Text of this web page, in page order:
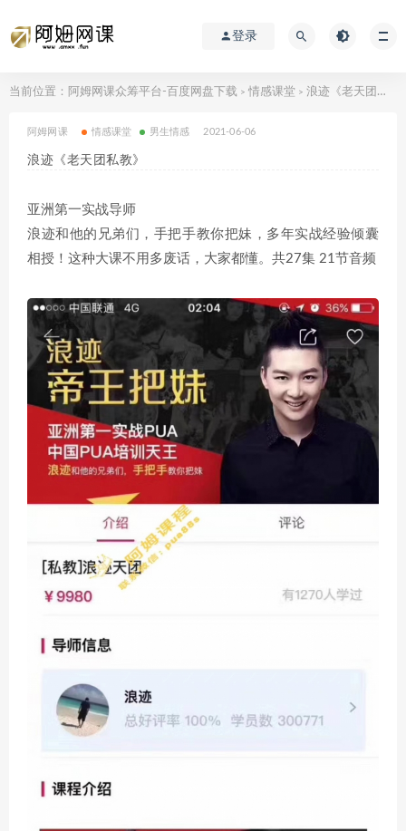
登录
当前位置： 阿姆网课众筹平台-百度网盘下载 > 情感课堂 > 浪迹《老天团私教》
阿姆网课 情感课堂 男生情感 2021-06-06
浪迹《老天团私教》
亚洲第一实战导师
浪迹和他的兄弟们，手把手教你把妹，多年实战经验倾囊
相授！这种大课不用多废话，大家都懂。共27集 21节音频